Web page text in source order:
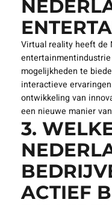
2.
HEEFT
REALITY
Virtual reality heeft de
entertainmentindustrie
mogelijkheden te
interactieve
ontwikkeling van
een nieuwe manier
3.